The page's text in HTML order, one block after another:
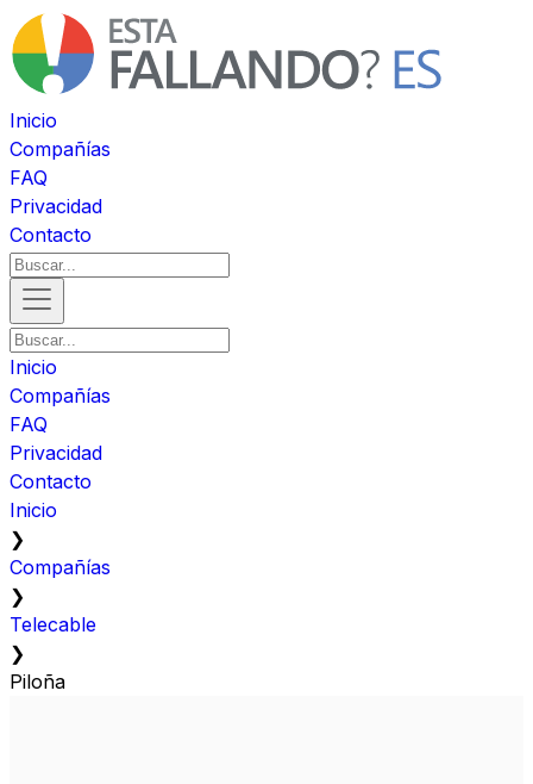
Inicio
Compañías
FAQ
Privacidad
Contacto
Inicio
Compañías
FAQ
Privacidad
Contacto
Inicio
❯
Compañías
❯
Telecable
❯
Piloña